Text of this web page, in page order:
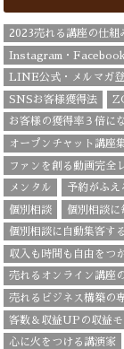
2023売れる講座の仕組
Instagram・Facebook
LINE公式・メルマガ
SNSお客様獲得法
お客様の獲得率３倍に
オープンチャット講座
ファンを創る動画完全
メンタル 予約がふえ
個別相談 個別相談に
個別相談に自動集客す
収入も時間も自由をつ
売れるオンライン講座
売れるビジネス構築の
客数＆収益UPの収益モ
心に火をつける講演家